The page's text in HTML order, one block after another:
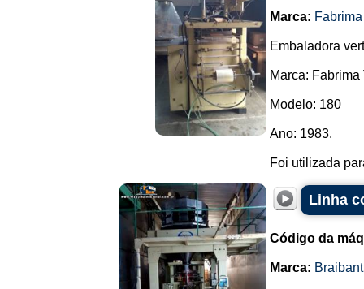
Marca: Fabrima
Embaladora
Marca:
Modelo: 180
Ano: 1983.
Foi utilizada
Linha
Código da
Marca: